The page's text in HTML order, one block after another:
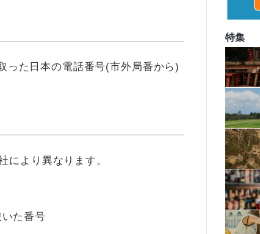
た日本の電話番号(市外局番から)
により異なります。
た番号
特集